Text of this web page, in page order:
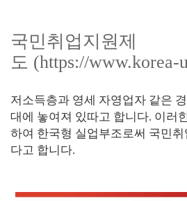
국민취업지원제
도 (https://www.korea-
저소득층과 영세 자영업자 같은
대에 놓여져 있따고 합니다. 이러
하여 한국형 실업부조로써 국민
다고 합니다.